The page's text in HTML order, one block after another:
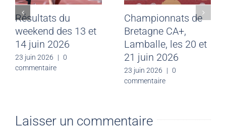
Résultats du
weekend des 13 et
14 juin 2026
23 juin 2026 | 0
commentaire
Championnats de
Bretagne CA+,
Lamballe, les 20 et
21 juin 2026
23 juin 2026 | 0
commentaire
Laisser un commentaire